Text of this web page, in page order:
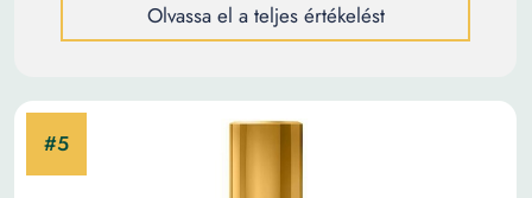
Olvassa el a teljes értékelést